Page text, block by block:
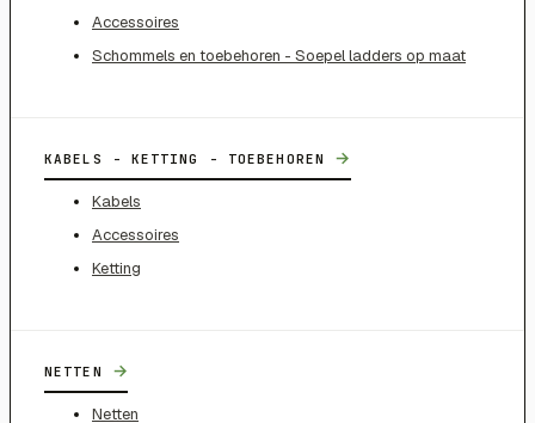
Accessoires
Schommels en toebehoren - Soepel ladders op maat
KABELS - KETTING - TOEBEHOREN →
Kabels
Accessoires
Ketting
NETTEN →
Netten